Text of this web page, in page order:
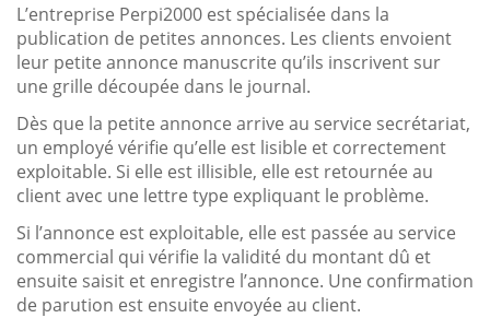
L’entreprise Perpi2000 est spécialisée dans la
publication de petites annonces. Les clients envoient
leur petite annonce manuscrite qu’ils inscrivent sur
une grille découpée dans le journal.
Dès que la petite annonce arrive au service secrétariat,
un employé vérifie qu’elle est lisible et correctement
exploitable. Si elle est illisible, elle est retournée au
client avec une lettre type expliquant le problème.
Si l’annonce est exploitable, elle est passée au service
commercial qui vérifie la validité du montant dû et
ensuite saisit et enregistre l’annonce. Une confirmation
de parution est ensuite envoyée au client.